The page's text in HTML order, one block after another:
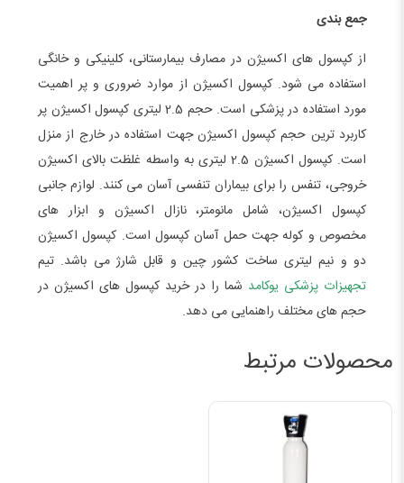
جمع بندی
از کپسول های اکسیژن در مصارف بیمارستانی، کلینیکی و خانگی
استفاده می شود. کپسول اکسیژن از موارد ضروری و پر اهمیت
مورد استفاده در پزشکی است. حجم 2.5 لیتری کپسول اکسیژن پر
کاربرد ترین حجم کپسول اکسیژن جهت استفاده در خارج از منزل
است. کپسول اکسیژن 2.5 لیتری به واسطه غلظت بالای اکسیژن
خروجی، تنفس را برای بیماران تنفسی آسان می کنند. لوازم جانبی
کپسول اکسیژن، شامل مانومتر، نازال اکسیژن و ابزار های
مخصوص و کوله جهت حمل آسان کپسول است. کپسول اکسیژن
دو و نیم لیتری ساخت کشور چین و قابل شارژ می باشد. تیم
تجهیزات پزشکی یوکامد شما را در خرید کپسول های اکسیژن در
حجم های مختلف راهنمایی می دهد.
محصولات مرتبط